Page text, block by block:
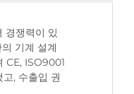
경쟁력이 있
기계 설계
CE, ISO9001
, 수출입 권